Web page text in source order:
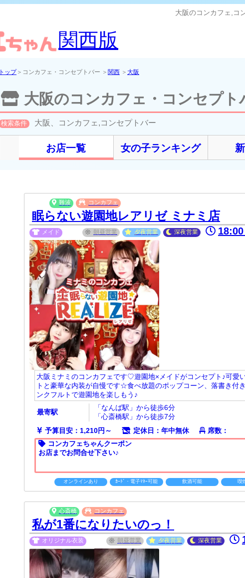
大阪のコンカフェ,コ
関西版
トップ＞コンカフェ・コンセプトバー ＞ 関西 ＞ 大阪
大阪のコンカフェ・コンセプト
検索条件 大阪、コンカフェ,コンセプトバー
お店一覧 女の子ランキング
難波 コンカフェ
眠らない遊園地レアリゼ ミナミ店
メイド 朝昼営業 夕夜営業 深夜営業
大阪ミナミのコンカフェです♡遊園地×メイドがコンセプト♪可愛
トと豪華な内装が自慢です☆食べ放題のポップコーン、落書き付
ンクフルトで遊園地を楽しもう♪
最寄駅
「なんば駅」から徒歩6分
「心斎橋駅」から徒歩7分
予算目安：1,210円～
定休日：年中無休
席数：
コンカフェちゃんクーポン
お店までお問合せ下さい♪
オンラインあり ｶｰﾄﾞ・電子ﾏﾈｰ可能 飲酒可能 喫
心斎橋 コンカフェ
私が1番になりたいのっ！
オリジナル衣装 朝昼営業 夕夜営業 深夜営業